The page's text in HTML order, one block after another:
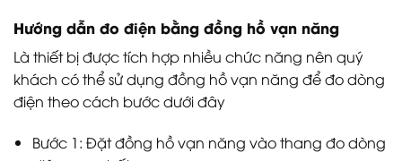
Hướng dẫn đo điện bằng đồng hồ vạn năng
Là thiết bị được tích hợp nhiều chức năng nên quý
khách có thể sử dụng đồng hồ vạn năng để đo dòng
điện theo cách bước dưới đây
Bước 1: Đặt đồng hồ vạn năng vào thang đo dòng